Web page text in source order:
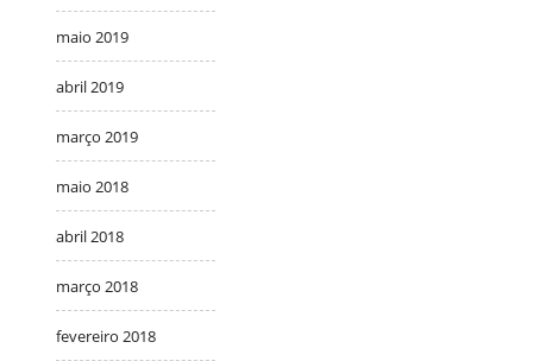
maio 2019
abril 2019
março 2019
maio 2018
abril 2018
março 2018
fevereiro 2018